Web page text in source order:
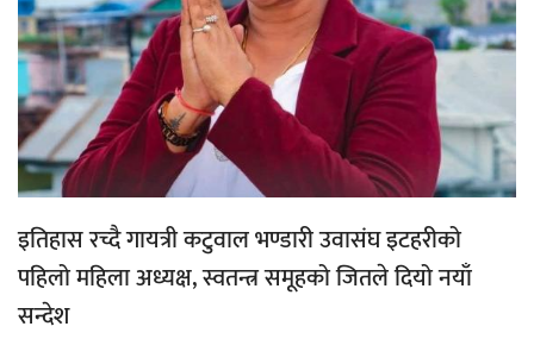
इतिहास रच्दै गायत्री कटुवाल भण्डारी उवासंघ इटहरीको
पहिलो महिला अध्यक्ष, स्वतन्त्र समूहको जितले दियो नयाँ
सन्देश